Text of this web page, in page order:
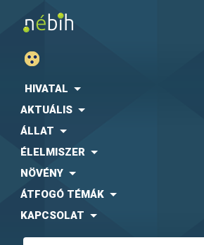
HIVATAL
AKTUÁLIS
ÁLLAT
ÉLELMISZER
NÖVÉNY
ÁTFOGÓ TÉMÁK
KAPCSOLAT